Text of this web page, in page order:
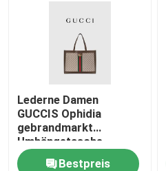
Lederne Damen
GUCCIS Ophidia
gebrandmarkt
Umhängetasche-
Einkaufstotalisator
Bestpreis